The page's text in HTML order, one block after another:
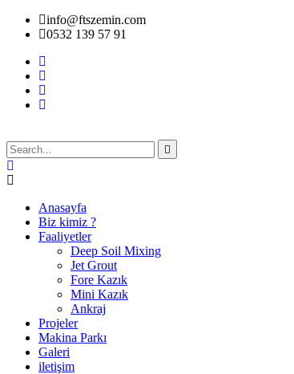
info@ftszemin.com
0532 139 57 91
Anasayfa
Biz kimiz ?
Faaliyetler
Deep Soil Mixing
Jet Grout
Fore Kazık
Mini Kazık
Ankraj
Projeler
Makina Parkı
Galeri
iletişim